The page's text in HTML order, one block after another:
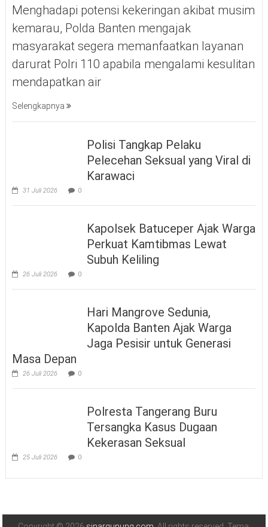
Menghadapi potensi kekeringan akibat musim
kemarau, Polda Banten mengajak
masyarakat segera memanfaatkan layanan
darurat Polri 110 apabila mengalami kesulitan
mendapatkan air
Selengkapnya
Polisi Tangkap Pelaku
Pelecehan Seksual yang Viral di
Karawaci
31 Juli 2026 0
Kapolsek Batuceper Ajak Warga
Perkuat Kamtibmas Lewat
Subuh Keliling
26 Juli 2026 0
Hari Mangrove Sedunia,
Kapolda Banten Ajak Warga
Jaga Pesisir untuk Generasi
Masa Depan
26 Juli 2026 0
Polresta Tangerang Buru
Tersangka Kasus Dugaan
Kekerasan Seksual
25 Juli 2026 0